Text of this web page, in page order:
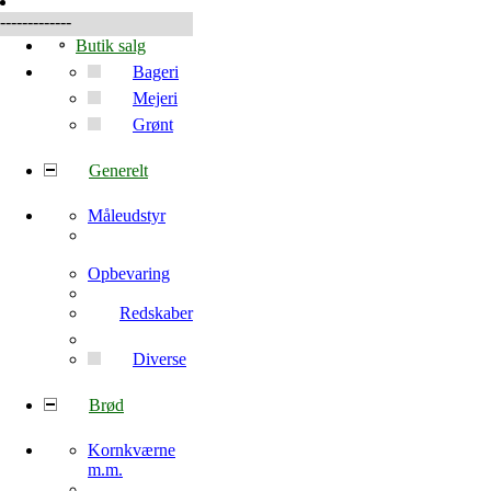
-------------
Butik salg
Bageri
Mejeri
Grønt
Generelt
Måleudstyr
Opbevaring
Redskaber
Diverse
Brød
Kornkværne
m.m.